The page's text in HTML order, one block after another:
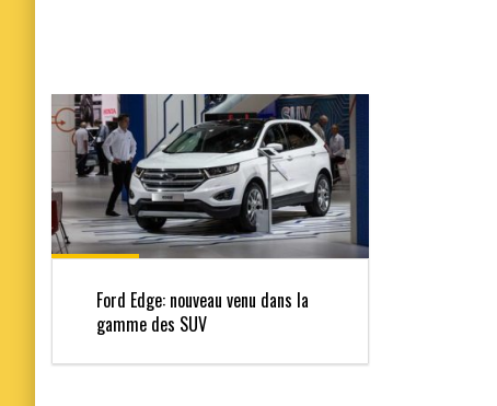
Ford Edge: nouveau venu dans la
gamme des SUV